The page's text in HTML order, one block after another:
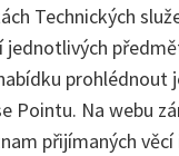
Technických
prohlédnout
Pointu. Na webu
přijímaných